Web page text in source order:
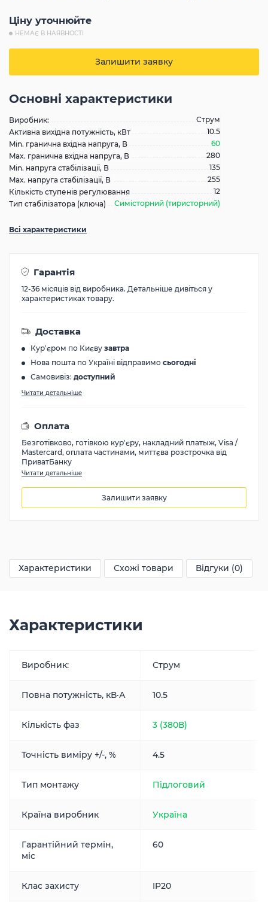
Ціну уточнюйте
НЕМАЄ В НАЯВНОСТІ
Залишити заявку
Основні характеристики
Виробник:
Струм
Активна вихідна потужність, кВт
10.5
Min. гранична вхідна напруга, В
60
Max. гранична вхідна напруга, В
280
Min. напруга стабілізації, В
135
Max. напруга стабілізації, В
255
Кількість ступенів регулювання
12
Тип стабілізатора (ключа)
Симісторний (тиристорний)
Всі характеристики
Гарантія
12-36 місяців від виробника. Детальніше дивіться у
характеристиках товару.
Доставка
Кур'єром по Києву завтра
Нова пошта по Україні відправимо сьогодні
Самовивіз: доступний
Читати детальніше
Оплата
Безготівково, готівкою кур'єру, накладний платыж, Visa /
Mastercard, оплата частинами, миттєва розстрочка від
ПриватБанку
Читати детальніше
Залишити заявку
Характеристики Схожі товари Відгуки (0)
Характеристики
Виробник: Струм
Повна потужність, кВ·А 10.5
Кількість фаз 3 (380В)
Точність виміру +/-, % 4.5
Тип монтажу Підлоговий
Країна виробник Україна
Гарантійний термін,
міс
60
Клас захисту IP20